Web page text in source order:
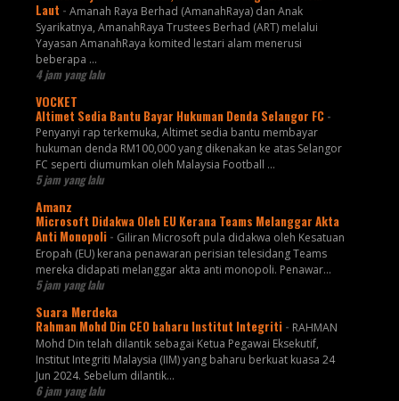
Laut - Amanah Raya Berhad (AmanahRaya) dan Anak
Syarikatnya, AmanahRaya Trustees Berhad (ART) melalui
Yayasan AmanahRaya komited lestari alam menerusi
beberapa ...
4 jam yang lalu
VOCKET
Altimet Sedia Bantu Bayar Hukuman Denda Selangor FC -
Penyanyi rap terkemuka, Altimet sedia bantu membayar
hukuman denda RM100,000 yang dikenakan ke atas Selangor
FC seperti diumumkan oleh Malaysia Football ...
5 jam yang lalu
Amanz
Microsoft Didakwa Oleh EU Kerana Teams Melanggar Akta
Anti Monopoli - Giliran Microsoft pula didakwa oleh Kesatuan
Eropah (EU) kerana penawaran perisian telesidang Teams
mereka didapati melanggar akta anti monopoli. Penawar...
5 jam yang lalu
Suara Merdeka
Rahman Mohd Din CEO baharu Institut Integriti - RAHMAN
Mohd Din telah dilantik sebagai Ketua Pegawai Eksekutif,
Institut Integriti Malaysia (IIM) yang baharu berkuat kuasa 24
Jun 2024. Sebelum dilantik...
6 jam yang lalu